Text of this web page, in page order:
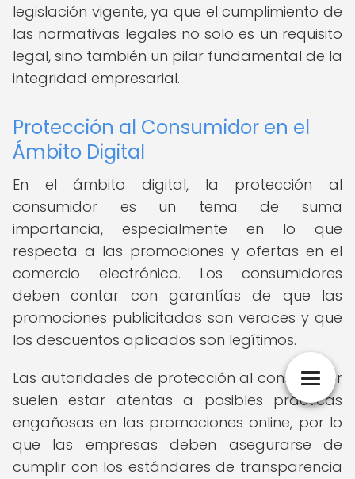
legislación vigente, ya que el cumplimiento de
las normativas legales no solo es un requisito
legal, sino también un pilar fundamental de la
integridad empresarial.
Protección al Consumidor en el
Ámbito Digital
En el ámbito digital, la protección al
consumidor es un tema de suma
importancia, especialmente en lo que
respecta a las promociones y ofertas en el
comercio electrónico. Los consumidores
deben contar con garantías de que las
promociones publicitadas son veraces y que
los descuentos aplicados son legítimos.
Las autoridades de protección al consumidor
suelen estar atentas a posibles prácticas
engañosas en las promociones online, por lo
que las empresas deben asegurarse de
cumplir con los estándares de transparencia